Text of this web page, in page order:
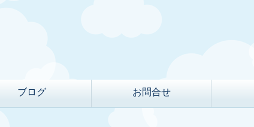
ブログ お問合せ